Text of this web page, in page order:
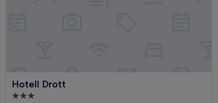
Hotell Drott
Hotell Drott
3.0-